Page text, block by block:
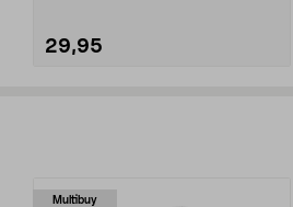
29,95
Multibuy